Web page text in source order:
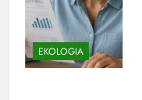
EKOLOGIA